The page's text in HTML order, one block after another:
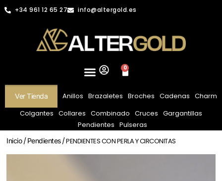
+34 961 12 65 27 info@altergold.es
0
Ver Tienda Anillos Brazaletes Broches Cadenas Charm
Colgantes Collares Combinado Cruces Gargantillas
Pendientes Pulseras
Inicio/Pendientes/ PENDIENTES CON PERLA Y CIRCONITAS